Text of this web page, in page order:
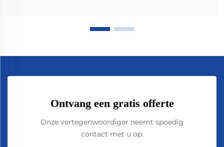
Ontvang een gratis offerte
Onze vertegenwoordiger neemt spoedig
contact met u op.